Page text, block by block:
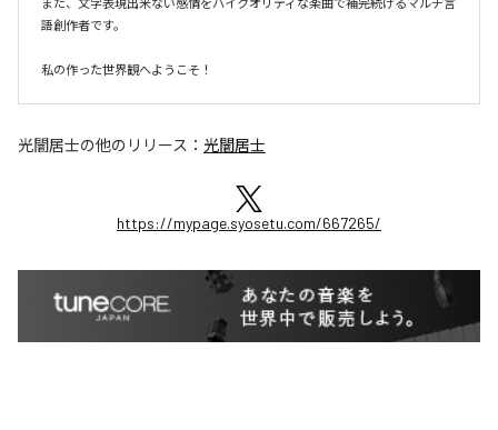
また、文字表現出来ない感情をハイクオリティな楽曲で補完続けるマルチ言
語創作者です。
私の作った世界観へようこそ！
光闇居士の他のリリース： 光闇居士
https://mypage.syosetu.com/667265/